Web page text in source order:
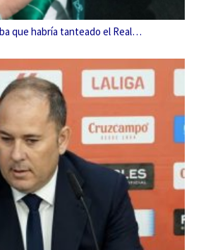
que habría tanteado el Real…